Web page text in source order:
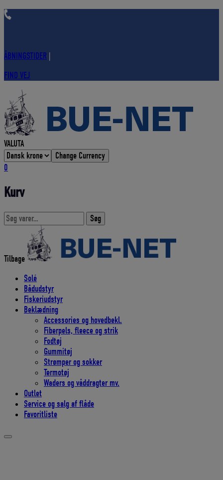
Hop
ÅBNINGSTIDER
FIND VEJ
VALUTA
Change Currency
0
Kurv
Søg
efter:
Søg
Tilbage
Solé
Bådudstyr
Fiskeriudstyr
Beklædning
Accessories og hovedbekl.
Fiberpels, fleece og strik
Fodtøj
Gummitøj
Strømper og sokker
Termotøj
Waders og våddragter mv.
Outlet
Service og salg af flåde
Favoritliste